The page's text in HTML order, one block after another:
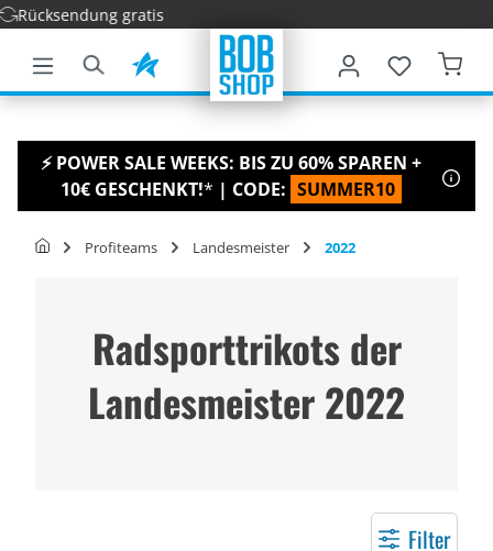
springen
gratis
⚡ POWER SALE WEEKS: BIS ZU 60% SPAREN +
10€ GESCHENKT!* | CODE: SUMMER10
Profiteams Landesmeister 2022
Radsporttrikots der
Landesmeister 2022
Filter